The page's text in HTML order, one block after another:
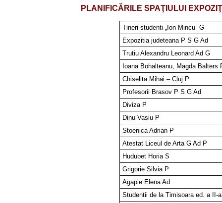
PLANIFICĂRILE SPAŢIULUI
Tineri studenti „Ion Mincu” G
Expozitia judeteana P S G Ad
Trutiu Alexandru Leonard Ad G
Ioana Bohalteanu, Magda Balters
Chiselita Mihai – Cluj P
Profesorii Brasov P S G Ad
Diviza P
Dinu Vasiu P
Stoenica Adrian P
Atestat Liceul de Arta G Ad P
Hudubet Horia S
Grigorie Silvia P
Agapie Elena Ad
Studentii de la Timisoara ed. a II-